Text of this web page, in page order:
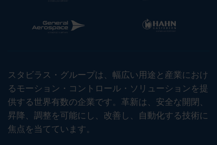
スタビラス・グループは、幅広い用途と産業におけ
るモーション・コントロール・ソリューションを提
供する世界有数の企業です。革新は、安全な開閉、
昇降、調整を可能にし、改善し、自動化する技術に
焦点を当てています。